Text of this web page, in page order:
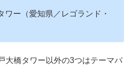
ワー（愛知県／レゴランド・
大橋タワー以外の3つはテーマパ